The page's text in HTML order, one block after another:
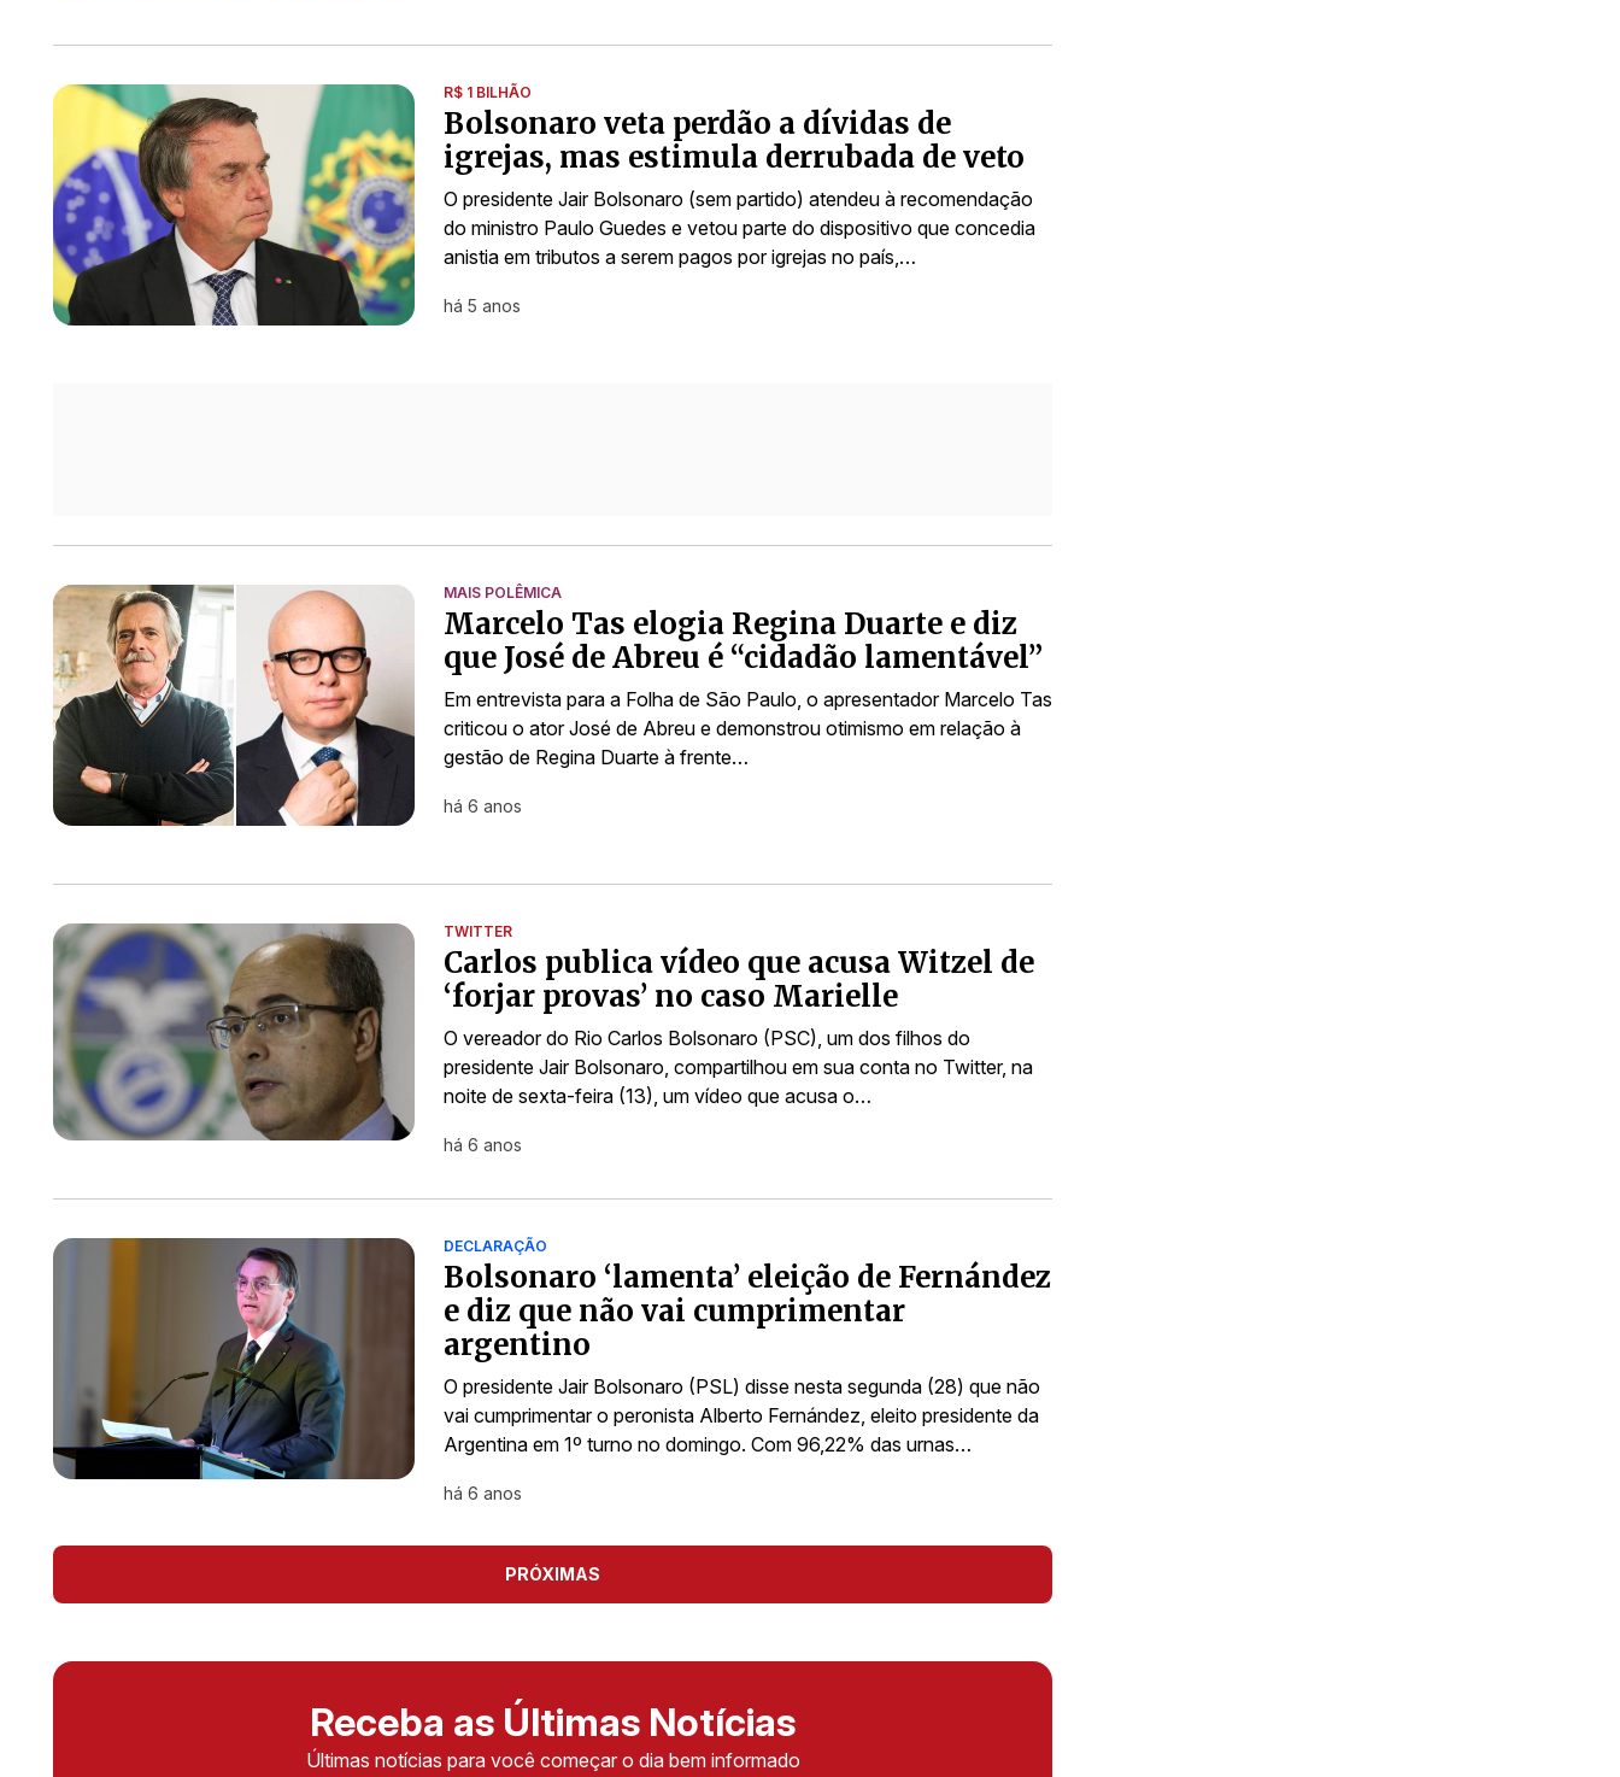
R$ 1 BILHÃO
Bolsonaro veta perdão a dívidas de
igrejas, mas estimula derrubada de veto
O presidente Jair Bolsonaro (sem partido) atendeu à recomendação
do ministro Paulo Guedes ​e vetou parte do dispositivo que concedia
anistia em tributos a serem pagos por igrejas no país,…
há 5 anos
MAIS POLÊMICA
Marcelo Tas elogia Regina Duarte e diz
que José de Abreu é “cidadão lamentável”
Em entrevista para a Folha de São Paulo, o apresentador Marcelo Tas
criticou o ator José de Abreu e demonstrou otimismo em relação à
gestão de Regina Duarte à frente…
há 6 anos
TWITTER
Carlos publica vídeo que acusa Witzel de
‘forjar provas’ no caso Marielle
O vereador do Rio Carlos Bolsonaro (PSC), um dos filhos do
presidente Jair Bolsonaro, compartilhou em sua conta no Twitter, na
noite de sexta-feira (13), um vídeo que acusa o…
há 6 anos
DECLARAÇÃO
Bolsonaro ‘lamenta’ eleição de Fernández
e diz que não vai cumprimentar
argentino
O presidente Jair Bolsonaro (PSL) disse nesta segunda (28) que não
vai cumprimentar o peronista Alberto Fernández, eleito presidente da
Argentina em 1º turno no domingo. Com 96,22% das urnas…
há 6 anos
PRÓXIMAS
Receba as Últimas Notícias
Últimas notícias para você começar o dia bem informado